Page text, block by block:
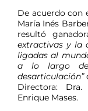
De acuerdo con
María Inés
resultó
extractivas y la
ligadas al
a lo largo
desarticulación”
Directora:
Enrique Mases.